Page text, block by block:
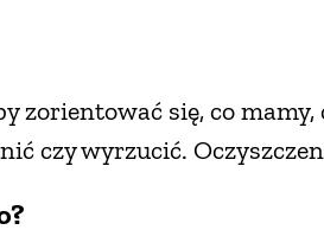
zorientować się, co mamy,
czy wyrzucić.